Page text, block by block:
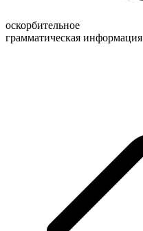
оскорбительное
грамматическая информация